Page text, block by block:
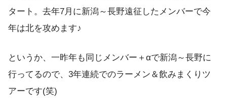
タート。去年7月に新潟～長野遠征したメンバーで今
年は北を攻めます♪
というか、一昨年も同じメンバー＋αで新潟～長野に
行ってるので、3年連続でのラーメン＆飲みまくりツ
アーです(笑)